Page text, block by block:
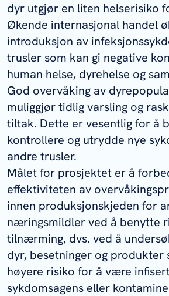
dyr utgjør en liten helserisiko
Økende internasjonal handel
introduksjon av
trusler som kan gi negative
human helse, dyrehelse og
God overvåking av
muliggjør tidlig varsling og
tiltak. Dette er vesentlig for å
kontrollere og utrydde nye
andre trusler.
Målet for prosjektet er å
effektiviteten av
innen produksjonskjeden for
næringsmildler ved å benytte
tilnærming, dvs. ved å
dyr, besetninger og produkter
høyere risiko for å være
sykdomsagens eller